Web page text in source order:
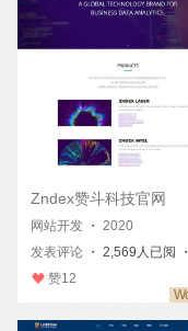
Zndex赞斗科技官网
网站开发 ・ 2020
发表评论 ・ 2,569人已阅 ・
赞12